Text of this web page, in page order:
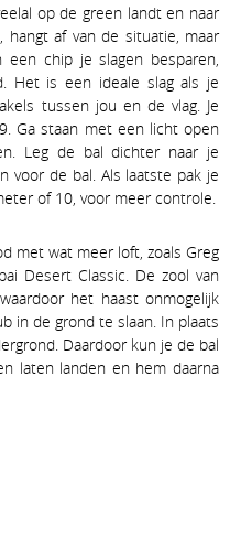
op de green landt en naar
af van de situatie, maar
chip je slagen besparen,
Het is een ideale slag als je
tussen jou en de vlag. Je
Ga staan met een licht open
Leg de bal dichter naar je
voor de bal. Als laatste pak je
of 10, voor meer controle.
met wat meer loft, zoals Greg
Desert Classic. De zool van
het haast onmogelijk
in de grond te slaan. In plaats
Daardoor kun je de bal
laten landen en hem daarna